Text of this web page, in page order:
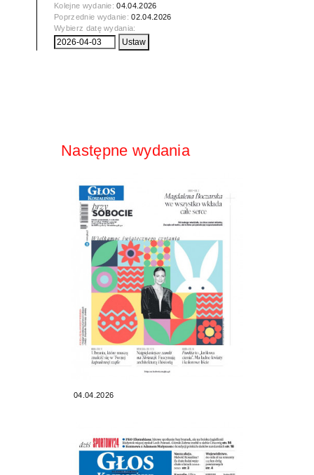
Kolejne wydanie:04.04.2026
Poprzednie wydanie:02.04.2026
Wybierz datę wydania:
Następne wydania
04.04.2026